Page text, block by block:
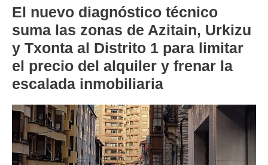
El nuevo diagnóstico técnico
suma las zonas de Azitain, Urkizu
y Txonta al Distrito 1 para limitar
el precio del alquiler y frenar la
escalada inmobiliaria